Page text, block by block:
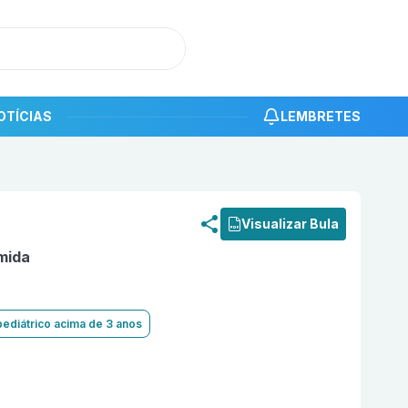
LEMBRETES
Visualizar Bula
acima de 3 anos